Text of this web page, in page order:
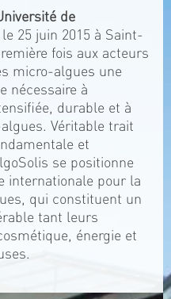
de
25 juin 2015 à Saint-
fois aux acteurs
micro-algues une
nécessaire à
durable et à
Véritable trait
et
se positionne
internationale pour la
qui constituent un
tant leurs
énergie et